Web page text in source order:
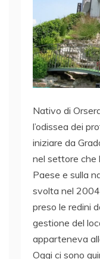
Nativo di
l’odissea dei
iniziare da
nel settore che
Paese e sulla
svolta nel
preso le redini
gestione del
apparteneva
Oggi ci sono